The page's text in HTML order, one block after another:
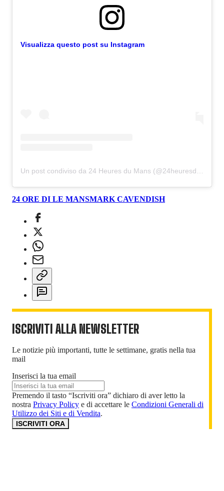
Visualizza questo post su Instagram
24 ORE DI LE MANSMARK CAVENDISH
ISCRIVITI ALLA NEWSLETTER
Le notizie più importanti, tutte le settimane, gratis nella tua
mail
Inserisci la tua email
Premendo il tasto “Iscriviti ora” dichiaro di aver letto la
nostra Privacy Policy e di accettare le Condizioni Generali di
Utilizzo dei Siti e di Vendita.
ISCRIVITI ORA